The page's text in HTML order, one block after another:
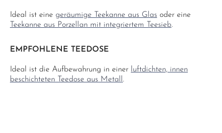
Ideal ist eine geräumige Teekanne aus Glas oder eine
Teekanne aus Porzellan mit integriertem Teesieb.
EMPFOHLENE TEEDOSE
Ideal ist die Aufbewahrung in einer
luftdichten, innen
beschichteten Teedose aus Metall .